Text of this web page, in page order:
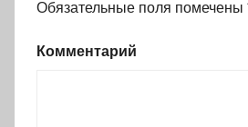
Обязательные поля помечены
Комментарий